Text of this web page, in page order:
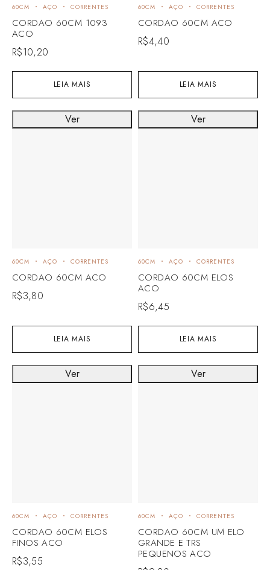
LEIA MAIS
60CM AÇO CORRENTES
CORDAO 60CM 1093
ACO
R$10,20
LEIA MAIS
60CM AÇO CORRENTES
CORDAO 60CM ACO
R$4,40
LEIA MAIS
60CM AÇO CORRENTES
CORDAO 60CM ACO
R$3,80
Ver
LEIA MAIS
60CM AÇO CORRENTES
CORDAO 60CM ELOS
ACO
R$6,45
Ver
60CM AÇO CORRENTES
CORDAO 60CM ELOS
FINOS ACO
R$3,55
Ver
60CM AÇO CORRENTES
CORDAO 60CM UM ELO
GRANDE E TRS
PEQUENOS ACO
Ver